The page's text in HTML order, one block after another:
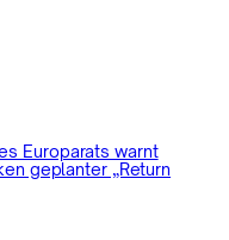
Europarats warnt
geplanter „Return